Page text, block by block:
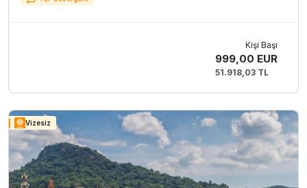
Kişi Başı
999,00 EUR
51.918,03 TL
Vizesiz